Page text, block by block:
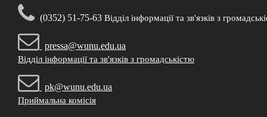
(0352) 51-75-63 Відділ інформації та зв'язків з
pressa@wunu.edu.ua
Відділ інформації та зв'язків з громадськістю
pk@wunu.edu.ua
Приймальна комісія